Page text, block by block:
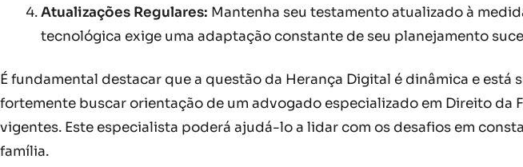
Atualizações Regulares: Mantenha seu testamento atualizado à
tecnológica exige uma adaptação constante de seu planejamento
É fundamental destacar que a questão da Herança Digital é dinâmica e
fortemente buscar orientação de um advogado especializado em Direito
vigentes. Este especialista poderá ajudá-lo a lidar com os desafios em
família.